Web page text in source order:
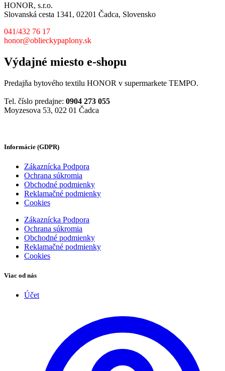
HONOR, s.r.o.
Slovanská cesta 1341, 02201 Čadca, Slovensko
041/432 76 17
honor@oblieckypaplony.sk
Výdajné miesto e-shopu
Predajňa bytového textilu HONOR v supermarkete TEMPO.
Tel. číslo predajne: 0904 273 055
Moyzesova 53, 022 01 Čadca
Informácie (GDPR)
Zákaznícka Podpora
Ochrana súkromia
Obchodné podmienky
Reklamačné podmienky
Cookies
Zákaznícka Podpora
Ochrana súkromia
Obchodné podmienky
Reklamačné podmienky
Cookies
Viac od nás
Účet